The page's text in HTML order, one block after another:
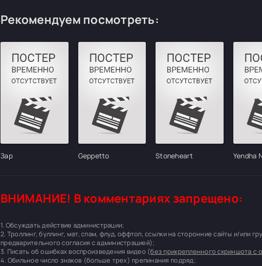
Рекомендуем посмотреть:
Зар Geppetto Stoneheart Yendha
ВНИМАНИЕ! В комментариях запрещено:
1. Обсуждать действие администрации;
2. Троллинг, буллинг, мат, спам, флуд, оффтоп, ссылки на сторонние сайты и/или
предварительного согласия с администрацией);
3. Писать об ошибках воспроизведения видео (без прикрепленного скриншота с
4. Обильное число знаков (больше трех) препинания подряд;